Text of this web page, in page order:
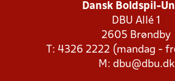
Dansk Boldspil-
DBU Allé 1
2605 Brøndby
T: 4326 2222 (mandag -
M: dbu@dbu.dk